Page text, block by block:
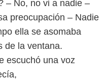
– No, no vi a nadie –
preocupación – Nadie
ella se asomaba
de la ventana.
escuchó una voz